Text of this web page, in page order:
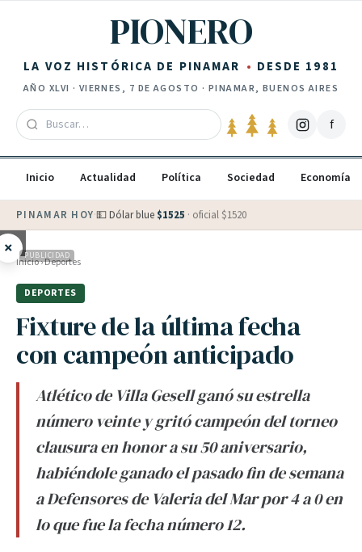
PIONERO
LA VOZ HISTÓRICA DE PINAMAR DESDE 1981
AÑO XLVI · VIERNES, 7 DE AGOSTO · PINAMAR, BUENOS AIRES
f
Inicio Actualidad Política Sociedad Economía
PINAMAR HOY·💵 Dólar blue $1525 · oficial $1520
× PUBLICIDAD
Inicio›Deportes
DEPORTES
Fixture de la última fecha
con campeón anticipado
Atlético de Villa Gesell ganó su estrella
número veinte y gritó campeón del torneo
clausura en honor a su 50 aniversario,
habiéndole ganado el pasado fin de semana
a Defensores de Valeria del Mar por 4 a 0 en
lo que fue la fecha número 12.